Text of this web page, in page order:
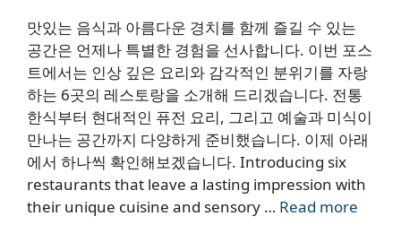
맛있는 음식과 아름다운 경치를 함께 즐길 수 있는
공간은 언제나 특별한 경험을 선사합니다. 이번 포스
트에서는 인상 깊은 요리와 감각적인 분위기를 자랑
하는 6곳의 레스토랑을 소개해 드리겠습니다. 전통
한식부터 현대적인 퓨전 요리, 그리고 예술과 미식이
만나는 공간까지 다양하게 준비했습니다. 이제 아래
에서 하나씩 확인해보겠습니다. Introducing six
restaurants that leave a lasting impression with
their unique cuisine and sensory … Read more